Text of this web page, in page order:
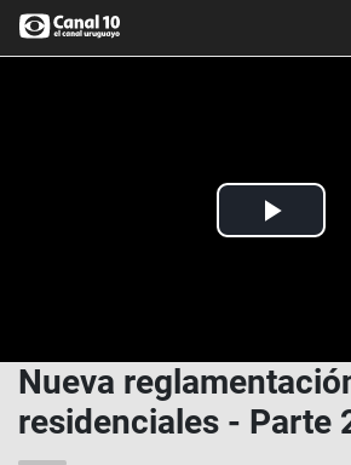
Play
Nueva
residenciales - Parte